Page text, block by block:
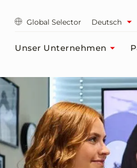
Global Selector Deutsch
Unser Unternehmen